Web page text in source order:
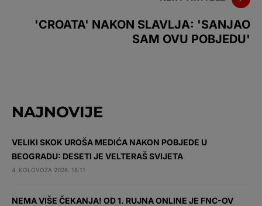
'CROATA' NAKON SLAVLJA: 'SANJAO
SAM OVU POBJEDU'
NAJNOVIJE
VELIKI SKOK UROŠA MEDIĆA NAKON POBJEDE U
BEOGRADU: DESETI JE VELTERAŠ SVIJETA
4. KOLOVOZA 2026. 16:11
NEMA VIŠE ČEKANJA! OD 1. RUJNA ONLINE JE FNC-OV